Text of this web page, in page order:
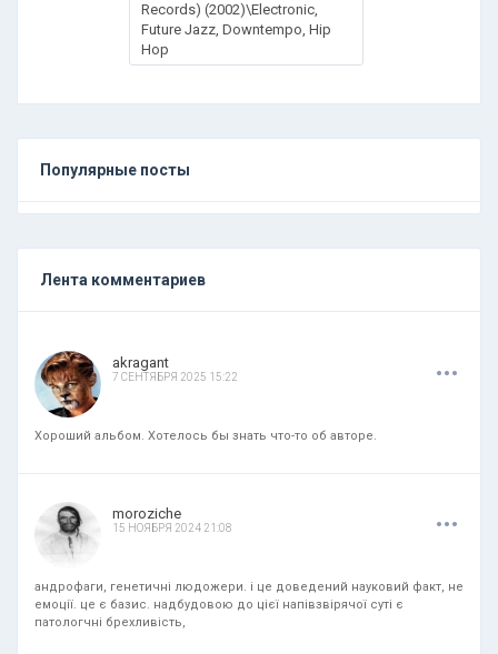
Records) (2002)\Electronic,
Future Jazz, Downtempo, Hip
Hop
Популярные посты
Лента комментариев
akragant
7 СЕНТЯБРЯ 2025 15:22 ...
Хороший альбом. Хотелось бы знать что-то об авторе.
moroziche
15 НОЯБРЯ 2024 21:08 ...
андрофаги, генетичні людожери. і це доведений науковий факт, не
емоції. це є базис. надбудовою до цієї напівзвірячої суті є
патологчні брехливість,